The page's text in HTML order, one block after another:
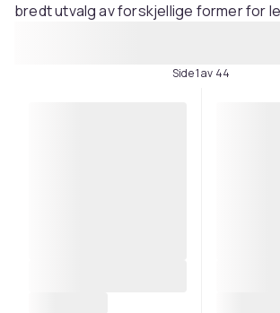
bredt utvalg av forskjellige former for
Side 1 av 44